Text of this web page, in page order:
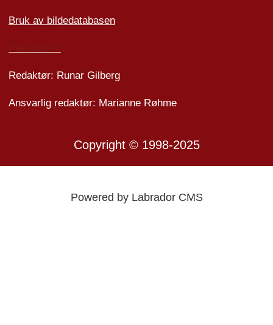
Bruk av bildedatabasen
Redaktør: Runar Gilberg
Ansvarlig redaktør: Marianne Røhme
Copyright © 1998-2025
Powered by Labrador CMS